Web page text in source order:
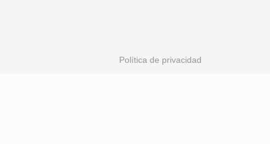
Política de privacidad